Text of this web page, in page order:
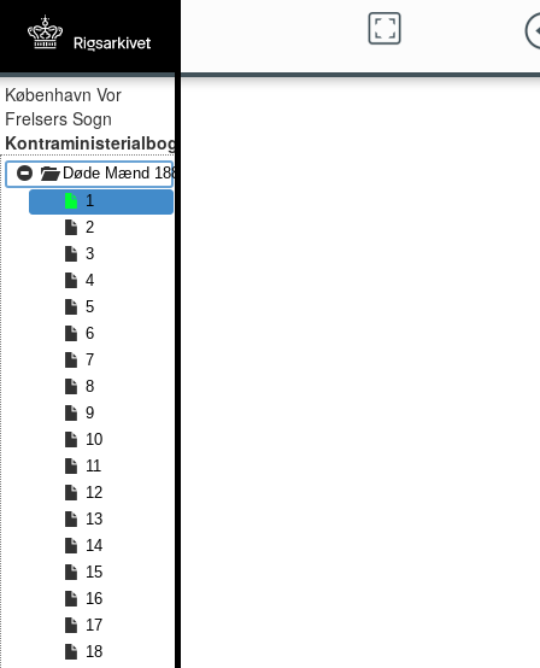
København Vor
Frelsers Sogn
Kontraministerialbog
Døde Mænd 1883 - Døde Mænd 1892
1
2
3
4
5
6
7
8
9
10
11
12
13
14
15
16
17
18